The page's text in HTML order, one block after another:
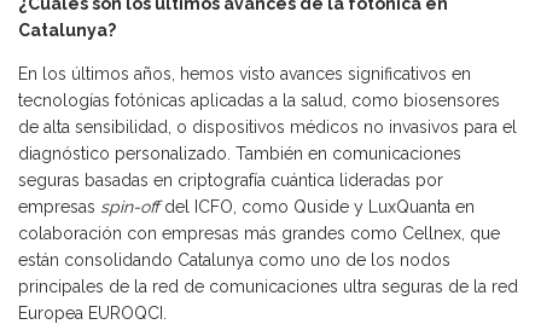
Catalunya?
En los últimos años, hemos visto avances significativos en
tecnologías fotónicas aplicadas a la salud, como biosensores
de alta sensibilidad, o dispositivos médicos no invasivos para el
diagnóstico personalizado. También en comunicaciones
seguras basadas en criptografía cuántica lideradas por
empresas spin-offdel ICFO, como Quside y LuxQuanta en
colaboración con empresas más grandes como Cellnex, que
están consolidando Catalunya como uno de los nodos
principales de la red de comunicaciones ultra seguras de la red
Europea EUROQCI.